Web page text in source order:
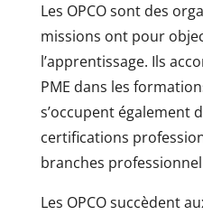
Les OPCO sont des
missions ont pour
l’apprentissage. Ils
PME dans les
s’occupent également
certifications
branches
Les OPCO succèdent